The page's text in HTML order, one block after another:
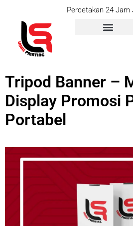
Percetakan 24 Jam
Tripod Banner –
Display Promosi
Portabel